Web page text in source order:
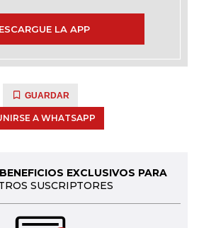
LA APP
GUARDAR
A WHATSAPP
EXCLUSIVOS PARA
SUSCRIPTORES